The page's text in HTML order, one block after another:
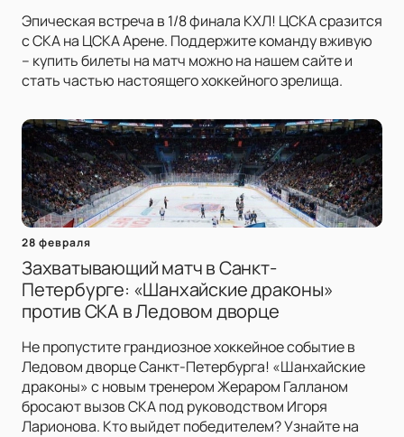
Эпическая встреча в 1/8 финала КХЛ! ЦСКА сразится
с СКА на ЦСКА Арене. Поддержите команду вживую
– купить билеты на матч можно на нашем сайте и
стать частью настоящего хоккейного зрелища.
28 февраля
Захватывающий матч в Санкт-
Петербурге: «Шанхайские драконы»
против СКА в Ледовом дворце
Не пропустите грандиозное хоккейное событие в
Ледовом дворце Санкт-Петербурга! «Шанхайские
драконы» с новым тренером Жераром Галланом
бросают вызов СКА под руководством Игоря
Ларионова. Кто выйдет победителем? Узнайте на